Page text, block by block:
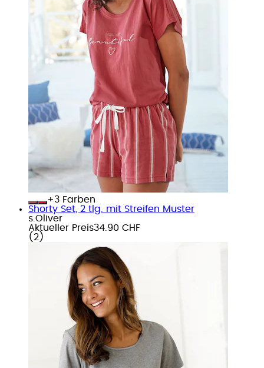
+
Farben
Shorty Set, 2 tlg. mit Streifen Muster
s.Oliver
Aktueller Preis34.90 CHF
( 2 )